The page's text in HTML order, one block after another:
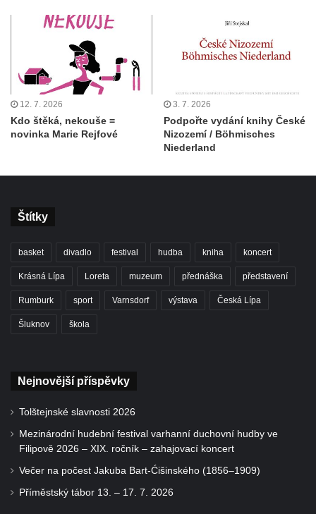
12. 7. 2026
Kdo štěká, nekouše =
novinka Marie Rejfové
3. 7. 2026
Podpořte vydání knihy České
Nizozemí / Böhmisches
Niederland
Štítky
basket divadlo festival hudba kniha koncert
Krásná Lípa Loreta muzeum přednáška představení
Rumburk sport Varnsdorf výstava Česká Lípa
Šluknov škola
Nejnovější příspěvky
Tolštejnské slavnosti 2026
Mezinárodní hudební festival varhanní duchovní hudby ve
Filipově 2026 – XIX. ročník – zahajovací koncert
Večer na počest Jakuba Bart-Ćišinského (1856–1909)
Příměstský tábor 13. – 17. 7. 2026